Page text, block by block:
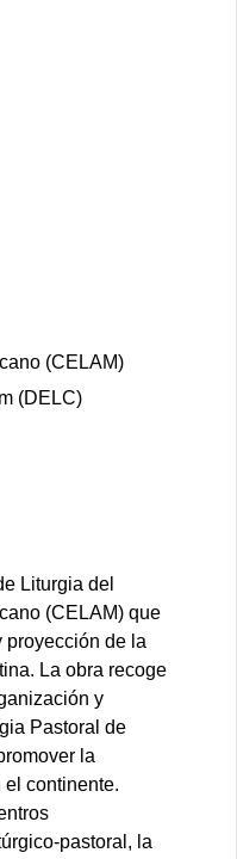
(CELAM)
(DELC)
Liturgia del
(CELAM) que
proyección de la
La obra recoge
y
Pastoral de
la
continente.
pastoral, la